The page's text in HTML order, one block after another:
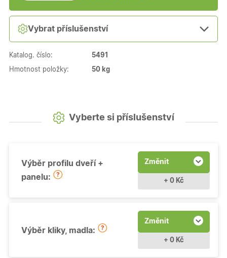
Vybrat příslušenství
Katalog. číslo: 5491
Hmotnost položky: 50 kg
Vyberte si příslušenství
Výběr profilu dveří +
panelu:
Změnit
+ 0 Kč
Výběr kliky, madla:
Změnit
+ 0 Kč